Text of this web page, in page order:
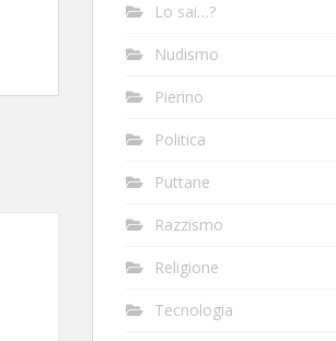
Lo sai…?
Nudismo
Pierino
Politica
Puttane
Razzismo
Religione
Tecnologia